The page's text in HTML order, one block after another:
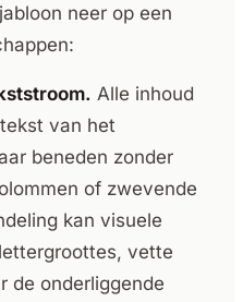
neer op een
Alle inhoud
van het
beneden zonder
of zwevende
kan visuele
vette
de onderliggende